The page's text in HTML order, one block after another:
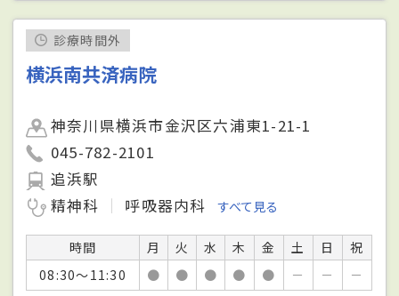
診療時間外
横浜南共済病院
神奈川県横浜市金沢区六浦東1-21-1
045-782-2101
追浜駅
精神科
呼吸器内科 すべて見る
時間 月 火 水 木 金 土 日
祝
08:30～11:30
● ● ● ● ● － － －